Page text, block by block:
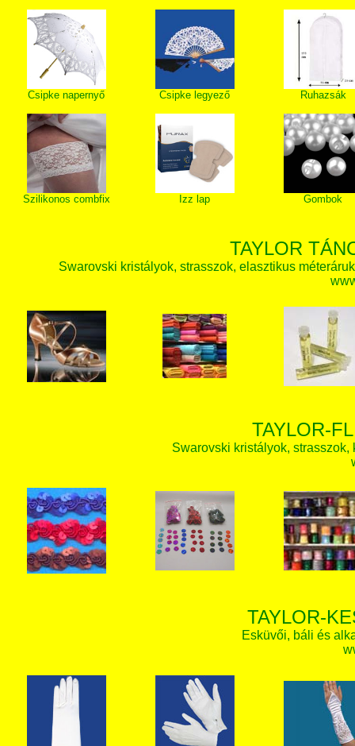
Csipke napernyő Csipke legyező Ruhazsák
Szilikonos combfix Izz lap Gombok
TAYLOR
Swarovski kristályok, strasszok, elasztikus
TAYLOR-
Swarovski kristályok,
TAYLOR-
Esküvői, báli és